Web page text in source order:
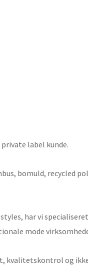
label kunde.
bomuld, recycled
har vi
mode
kvalitetskontrol og